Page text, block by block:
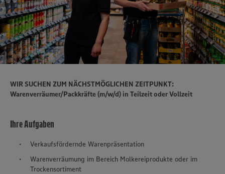
WIR SUCHEN ZUM NÄCHSTMÖGLICHEN ZEITPUNKT:
Warenverräumer/Packkräfte (m/w/d) in Teilzeit oder Vollzeit
Ihre Aufgaben
Verkaufsfördernde Warenpräsentation
Warenverräumung im Bereich Molkereiprodukte oder im
Trockensortiment